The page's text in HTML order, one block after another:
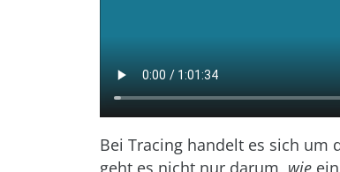
Bei Tracing handelt es sich um
geht es nicht nur darum, wie